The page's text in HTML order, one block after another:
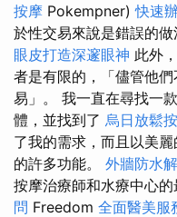
按摩 Pokempner)快速
於性交易來說是錯誤的做
眼皮打造深邃眼神 此外
者是有限的，「儘管他
易」。 我一直在尋找一
體，並找到了 烏日放鬆
了我的需求，而且以美
的許多功能。 外牆防水
按摩治療師和水療中心的
問 Freedom 全面醫美服